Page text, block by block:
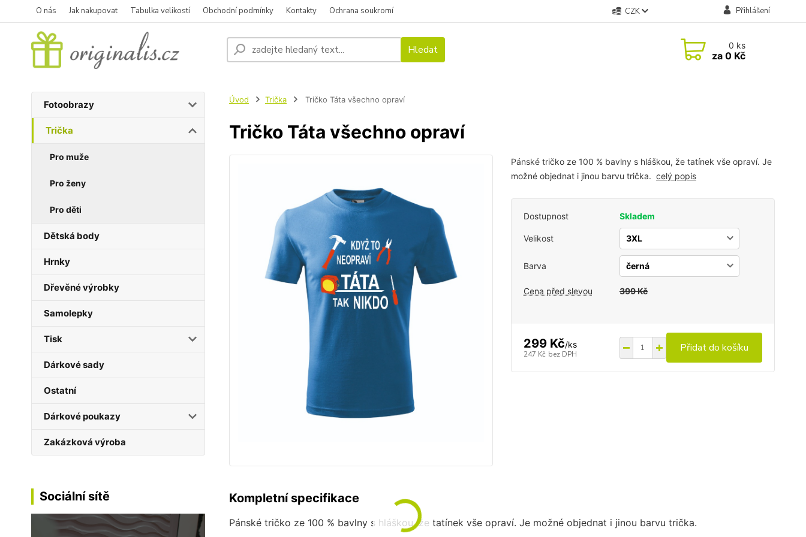
O nás Jak nakupovat Tabulka velikostí Obchodní podmínky Kontakty Ochrana soukromí CZK Přihlášení
Hledat 0 ks
za0 Kč
Fotoobrazy
Trička
Pro muže
Pro ženy
Pro děti
Dětská body
Hrnky
Dřevěné výrobky
Samolepky
Tisk
Dárkové sady
Ostatní
Dárkové poukazy
Zakázková výroba
Sociální sítě
Úvod Trička Tričko Táta všechno opraví
Tričko Táta všechno opraví
Pánské tričko ze 100 % bavlny s hláškou, že tatínek vše opraví. Je
možné objednat i jinou barvu trička. celý popis
Dostupnost Skladem
Velikost
Barva
Cena před slevou 399 Kč
299 Kč/ks
247 Kč bez DPH Přidat do košíku
Kompletní specifikace
Pánské tričko ze 100 % bavlny s hláškou, že tatínek vše opraví. Je možné objednat i jinou barvu trička.